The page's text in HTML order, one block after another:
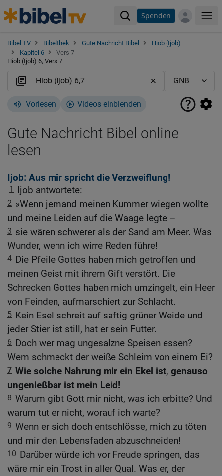
Spenden
Bibel TV Bibelthek Gute Nachricht Bibel
Hiob (Ijob)
Kapitel 6
Vers 7
Hiob (Ijob) 6, Vers 7
Vorlesen Videos einblenden
Gute Nachricht Bibel online
lesen
Ijob: Aus mir spricht die Verzweiflung!
1 Ijob antwortete:
2 »Wenn jemand meinen Kummer wiegen wollte
und meine Leiden auf die Waage legte –
3 sie wären schwerer als der Sand am Meer. Was
Wunder, wenn ich wirre Reden führe!
4 Die Pfeile Gottes haben mich getroffen und
meinen Geist mit ihrem Gift verstört. Die
Schrecken Gottes haben mich umzingelt, ein Heer
von Feinden, aufmarschiert zur Schlacht.
5 Kein Esel schreit auf saftig grüner Weide und
jeder Stier ist still, hat er sein Futter.
6 Doch wer mag ungesalzne Speisen essen?
Wem schmeckt der weiße Schleim von einem Ei?
7 Wie solche Nahrung mir ein Ekel ist, genauso
ungenießbar ist mein Leid!
8 Warum gibt Gott mir nicht, was ich erbitte? Und
warum tut er nicht, worauf ich warte?
9 Wenn er sich doch entschlösse, mich zu töten
und mir den Lebensfaden abzuschneiden!
10 Darüber würde ich vor Freude springen, das
wäre mir ein Trost in aller Qual. Was er, der